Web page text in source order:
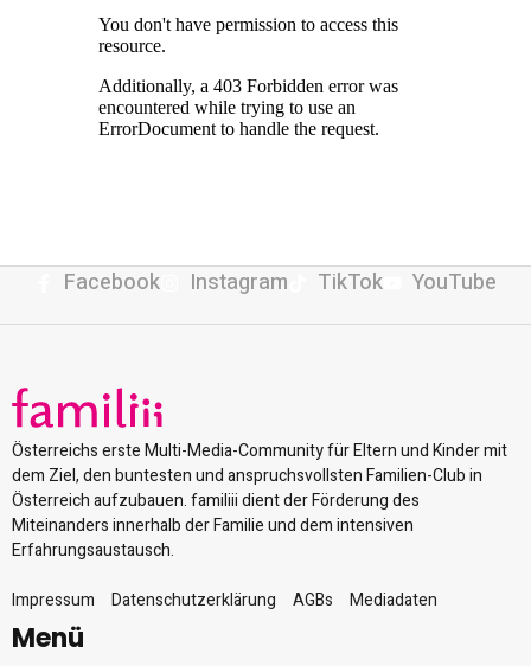
Facebook Instagram TikTok YouTube
Österreichs erste Multi-Media-Community für Eltern und Kinder mit
dem Ziel, den buntesten und anspruchsvollsten Familien-Club in
Österreich aufzubauen. familiii dient der Förderung des
Miteinanders innerhalb der Familie und dem intensiven
Erfahrungsaustausch.
Impressum
Datenschutzerklärung AGBs Mediadaten
Menü